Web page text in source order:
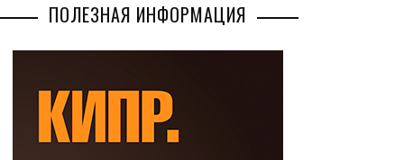
ПОЛЕЗНАЯ ИНФОРМАЦИЯ